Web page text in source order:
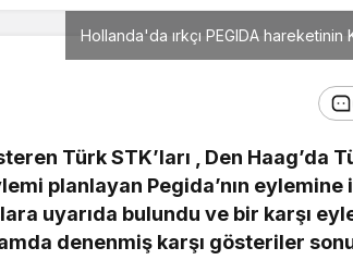
Hollanda'da ırkçı PEGIDA
Türk STK’ları , Den Haag’da
planlayan Pegida’nın
uyarıda bulundu ve bir karşı
denenmiş karşı gösteriler